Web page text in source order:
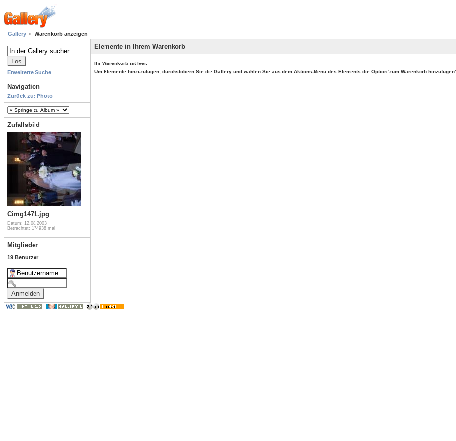
Gallery Warenkorb anzeigen
Erweiterte Suche
Navigation
Zurück zu: Photo
Zufallsbild
Cimg1471.jpg
Datum: 12.08.2003
Betrachtet: 174938 mal
Mitglieder
19 Benutzer
Elemente in Ihrem Warenkorb
Ihr Warenkorb ist leer.
Um Elemente hinzuzufügen, durchstöbern Sie die Gallery und wählen Sie aus dem Aktions-Menü des Elements die Option 'zum Warenkorb hinzufügen'.